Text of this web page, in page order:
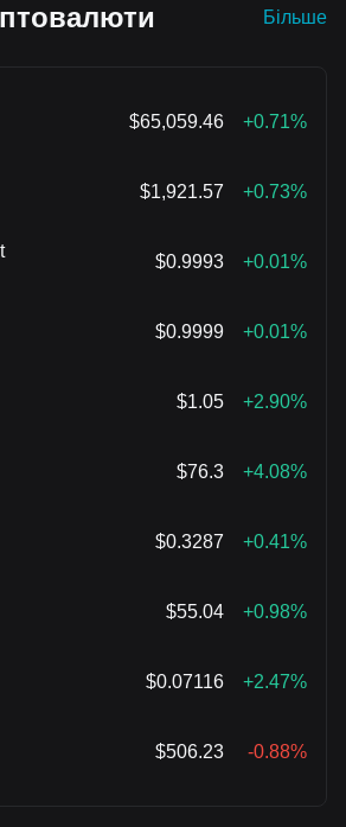
витрати на безкоштовне тестуванняБільше
$65,059.46 +0.71%
$1,921.57 +0.73%
$0.9993 +0.01%
$0.9999 +0.01%
$1.05 +2.90%
$76.3 +4.08%
$0.3287 +0.41%
$55.04 +0.98%
$0.07116 +2.47%
$506.23 -0.88%